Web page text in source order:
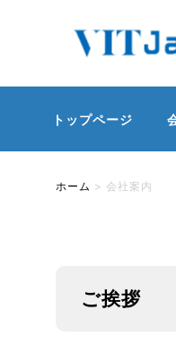
トップページ
ホーム > 会社案内
ご挨拶